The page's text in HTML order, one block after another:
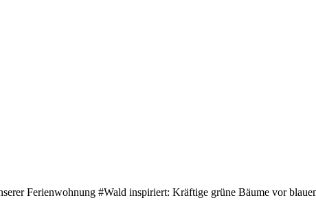
Ferienwohnung #Wald inspiriert: Kräftige grüne Bäume vor